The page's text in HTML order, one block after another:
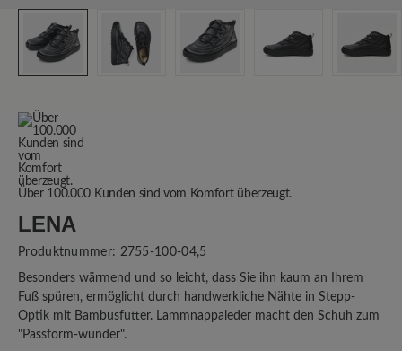
Über 100.000 Kunden sind vom Komfort überzeugt.
LENA
Produktnummer: 2755-100-04,5
Besonders wärmend und so leicht, dass Sie ihn kaum an Ihrem
Fuß spüren, ermöglicht durch handwerkliche Nähte in Stepp-
Optik mit Bambusfutter. Lammnappaleder macht den Schuh zum
"Passform-wunder".